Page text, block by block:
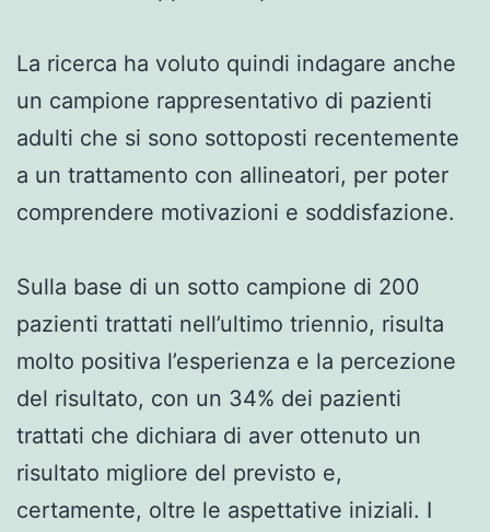
La ricerca ha voluto quindi indagare anche
un campione rappresentativo di pazienti
adulti che si sono sottoposti recentemente
a un trattamento con allineatori, per poter
comprendere motivazioni e soddisfazione.
Sulla base di un sotto campione di 200
pazienti trattati nell’ultimo triennio, risulta
molto positiva l’esperienza e la percezione
del risultato, con un 34% dei pazienti
trattati che dichiara di aver ottenuto un
risultato migliore del previsto e,
certamente, oltre le aspettative iniziali. I